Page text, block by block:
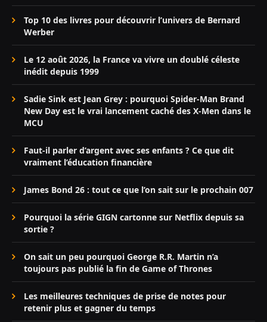
Top 10 des livres pour découvrir l’univers de Bernard
Werber
Le 12 août 2026, la France va vivre un doublé céleste
inédit depuis 1999
Sadie Sink est Jean Grey : pourquoi Spider-Man Brand
New Day est le vrai lancement caché des X-Men dans le
MCU
Faut-il parler d’argent avec ses enfants ? Ce que dit
vraiment l’éducation financière
James Bond 26 : tout ce que l’on sait sur le prochain 007
Pourquoi la série GIGN cartonne sur Netflix depuis sa
sortie ?
On sait un peu pourquoi George R.R. Martin n’a
toujours pas publié la fin de Game of Thrones
Les meilleures techniques de prise de notes pour
retenir plus et gagner du temps